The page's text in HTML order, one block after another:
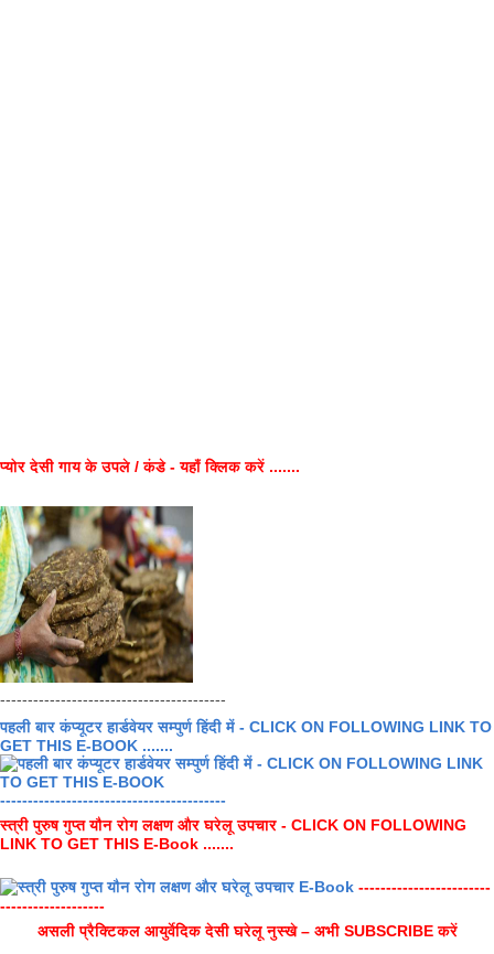
प्योर देसी गाय के उपले / कंडे - यहाँ क्लिक करें .......
-----------------------------------------
पहली बार कंप्यूटर हार्डवेयर सम्पुर्ण हिंदी में - CLICK ON FOLLOWING LINK TO
GET THIS E-BOOK .......
-----------------------------------------
स्त्री पुरुष गुप्त यौन रोग लक्षण और घरेलू उपचार - CLICK ON FOLLOWING
LINK TO GET THIS E-Book .......
------------------------
-------------------
असली प्रैक्टिकल आयुर्वेदिक देसी घरेलू नुस्खे – अभी SUBSCRIBE करें